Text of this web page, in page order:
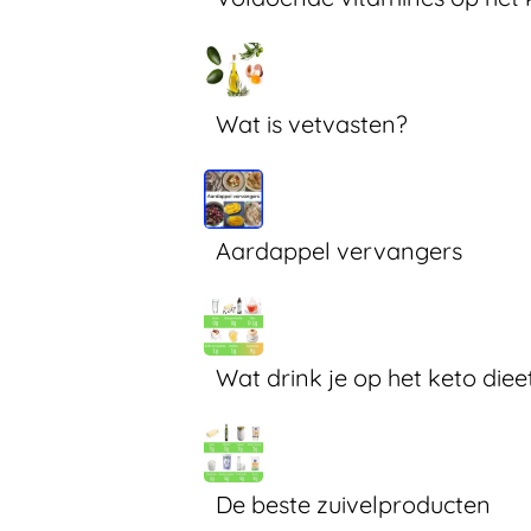
Wat is vetvasten?
Aardappel vervangers
Wat drink je op het keto
De beste zuivelproducten